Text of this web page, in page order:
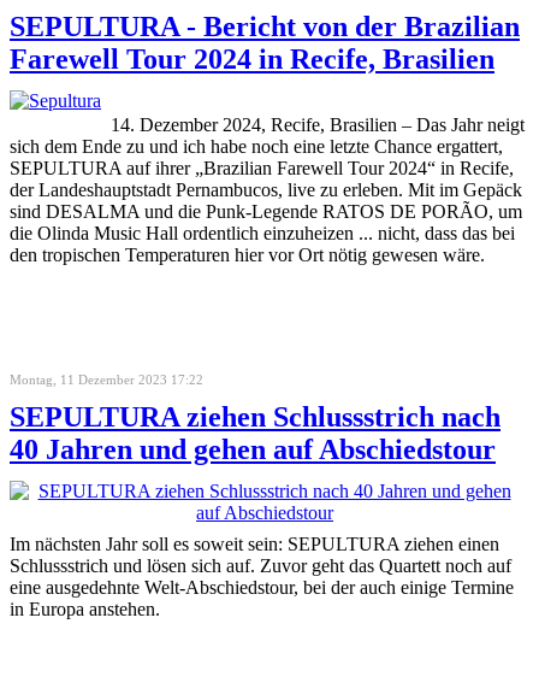
SEPULTURA - Bericht von der Brazilian
Farewell Tour 2024 in Recife, Brasilien
14. Dezember 2024, Recife, Brasilien – Das Jahr neigt
sich dem Ende zu und ich habe noch eine letzte Chance ergattert,
SEPULTURA auf ihrer „Brazilian Farewell Tour 2024“ in Recife,
der Landeshauptstadt Pernambucos, live zu erleben. Mit im Gepäck
sind DESALMA und die Punk-Legende RATOS DE PORÃO, um
die Olinda Music Hall ordentlich einzuheizen ... nicht, dass das bei
den tropischen Temperaturen hier vor Ort nötig gewesen wäre.
Montag, 11 Dezember 2023 17:22
SEPULTURA ziehen Schlussstrich nach
40 Jahren und gehen auf Abschiedstour
Im nächsten Jahr soll es soweit sein: SEPULTURA ziehen einen
Schlussstrich und lösen sich auf. Zuvor geht das Quartett noch auf
eine ausgedehnte Welt-Abschiedstour, bei der auch einige Termine
in Europa anstehen.